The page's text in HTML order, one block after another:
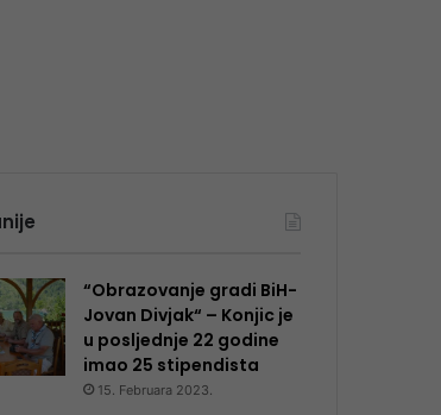
“Obrazovanje gradi BiH-
Jovan Divjak“ – Konjic je
u posljednje 22 godine
imao 25 ​​stipendista
15. Februara 2023.